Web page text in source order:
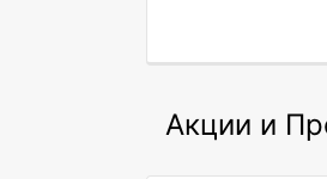
Акции и